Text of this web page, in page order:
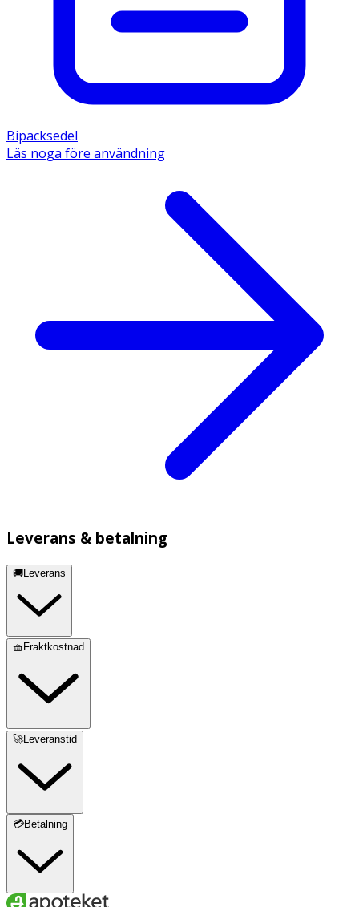
Bipacksedel
Läs noga före användning
Leverans & betalning
🚚Leverans
🧺Fraktkostnad
🚀Leveranstid
💳Betalning